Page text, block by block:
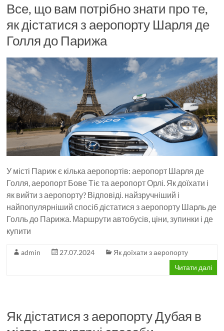
Все, що вам потрібно знати про те,
як дістатися з аеропорту Шарля де
Голля до Парижа
У місті Париж є кілька аеропортів: аеропорт Шарля де
Голля, аеропорт Бове Тіє та аеропорт Орлі. Як доїхати і
як вийти з аеропорту? Відповіді. найзручніший і
найпопулярніший спосіб дістатися з аеропорту Шарль де
Голль до Парижа. Маршрути автобусів, ціни, зупинки і де
купити
admin 27.07.2024
Як доїхати з аеропорту
Читати далі
Як дістатися з аеропорту Дубая в